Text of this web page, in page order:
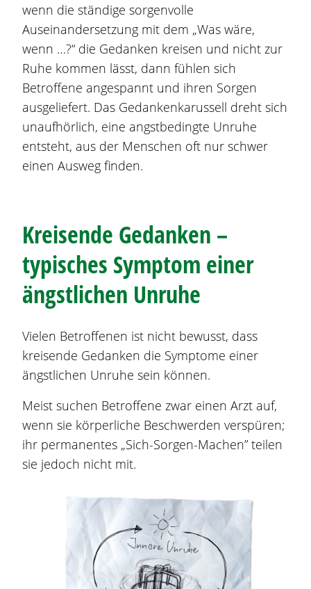
wenn die ständige sorgenvolle
Auseinandersetzung mit dem „Was wäre,
wenn …?“ die Gedanken kreisen und nicht zur
Ruhe kommen lässt, dann fühlen sich
Betroffene angespannt und ihren Sorgen
ausgeliefert. Das Gedankenkarussell dreht sich
unaufhörlich, eine angstbedingte Unruhe
entsteht, aus der Menschen oft nur schwer
einen Ausweg finden.
Kreisende Gedanken –
typisches Symptom einer
ängstlichen Unruhe
Vielen Betroffenen ist nicht bewusst, dass
kreisende Gedanken die Symptome einer
ängstlichen Unruhe sein können.
Meist suchen Betroffene zwar einen Arzt auf,
wenn sie körperliche Beschwerden verspüren;
ihr permanentes „Sich-Sorgen-Machen” teilen
sie jedoch nicht mit.